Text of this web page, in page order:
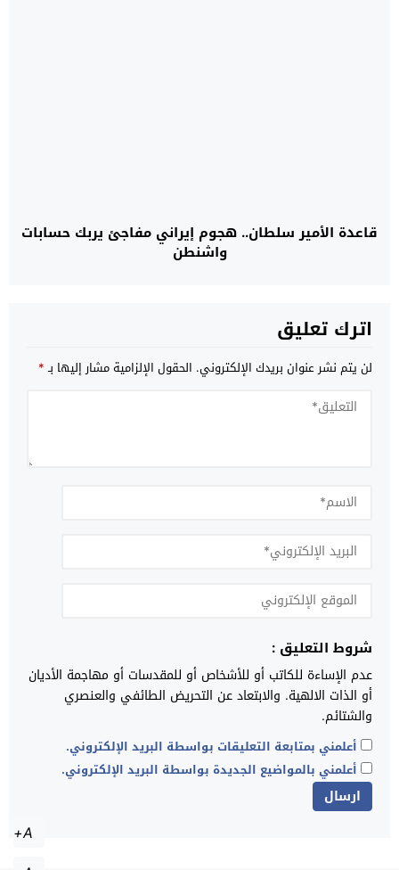
قاعدة الأمير سلطان.. هجوم إيراني مفاجئ يربك حسابات
واشنطن
اترك تعليق
لن يتم نشر عنوان بريدك الإلكتروني. الحقول الإلزامية مشار إليها بـ*
شروط التعليق :
عدم الإساءة للكاتب أو للأشخاص أو للمقدسات أو مهاجمة الأديان
أو الذات الالهية. والابتعاد عن التحريض الطائفي والعنصري
والشتائم.
أعلمني بمتابعة التعليقات بواسطة البريد الإلكتروني.
أعلمني بالمواضيع الجديدة بواسطة البريد الإلكتروني.
A+